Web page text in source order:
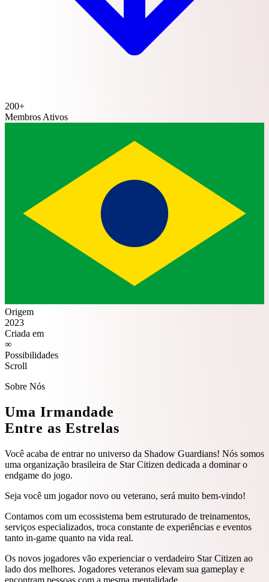
200+
Membros Ativos
Origem
2023
Criada em
∞
Possibilidades
Scroll
Sobre Nós
Uma Irmandade
Entre as Estrelas
Você acaba de entrar no universo da Shadow Guardians! Nós somos
uma organização brasileira de Star Citizen dedicada a dominar o
endgame do jogo.
Seja você um jogador novo ou veterano, será muito bem-vindo!
Contamos com um ecossistema bem estruturado de treinamentos,
serviços especializados, troca constante de experiências e eventos
tanto in-game quanto na vida real.
Os novos jogadores vão experienciar o verdadeiro Star Citizen ao
lado dos melhores. Jogadores veteranos elevam sua gameplay e
encontram pessoas com a mesma mentalidade